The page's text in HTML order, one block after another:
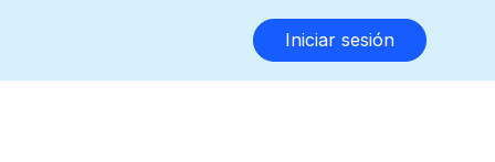
Iniciar sesión